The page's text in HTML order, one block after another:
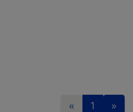
« 1 »